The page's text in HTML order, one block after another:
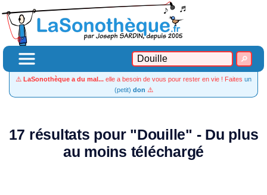
⚠️ LaSonothèque a du mal... elle a besoin de vous pour rester en vie ! Faites un
(petit) don ⚠️
17 résultats pour "Douille" - Du plus
au moins téléchargé